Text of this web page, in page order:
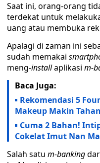
Saat ini, orang-orang
terdekat untuk
uang atau membuka
Apalagi di zaman ini
sudah memakai
meng-installaplikasi m-
Baca Juga:
Rekomendasi 5
Makeup Makin
Cuma 2 Bahan!
Cokelat Imut Nan
Salah satu m-banking